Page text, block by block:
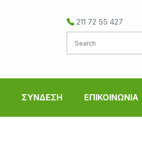
211 72 55 427
ΣΥΝΔΕΣΗ ΕΠΙΚΟΙΝΩΝΙΑ